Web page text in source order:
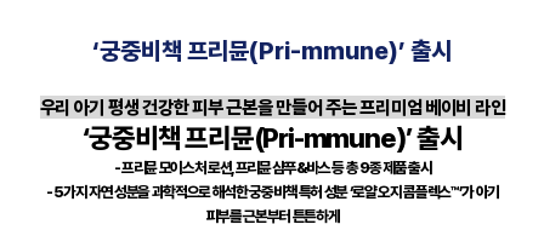
‘궁중비책 프리뮨(Pri-mmune)’ 출시
우리 아기 평생 건강한 피부 근본을 만들어 주는 프리미엄 베이비 라인
‘궁중비책 프리뮨(Pri-mmune)’ 출시
-프리뮨 모이스처 로션,프리뮨 샴푸&바스 등 총9종 제품 출시
- 5가지 자연 성분을 과학적으로 해석한 궁중비책 특허 성분 ‘로얄 오지 콤플렉스™’가 아기
피부를 근본부터 튼튼하게